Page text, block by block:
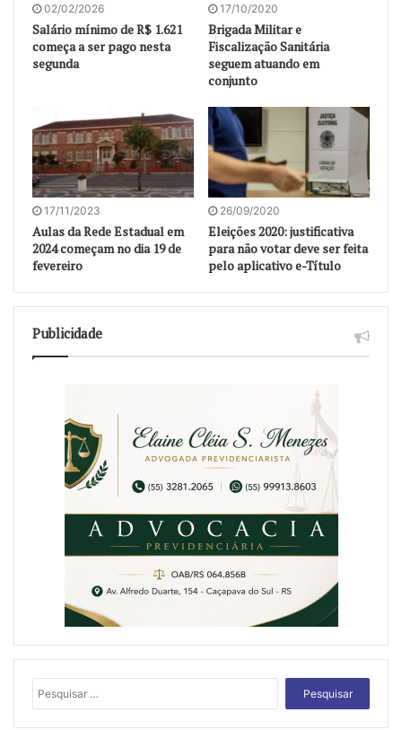
02/02/2026
Salário mínimo de R$ 1.621
começa a ser pago nesta
segunda
17/10/2020
Brigada Militar e
Fiscalização Sanitária
seguem atuando em
conjunto
17/11/2023
Aulas da Rede Estadual em
2024 começam no dia 19 de
fevereiro
26/09/2020
Eleições 2020: justificativa
para não votar deve ser feita
pelo aplicativo e-Título
Publicidade
Pesquisar
por: